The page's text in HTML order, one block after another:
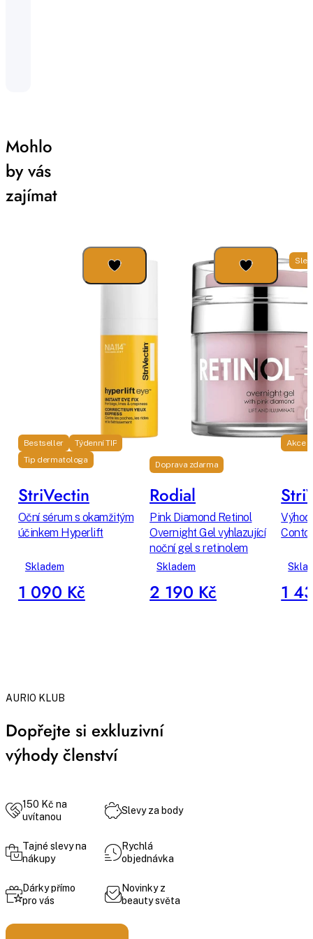
Mohlo
by vás
zajímat
Bestseller
Týdenní TIP
Tip dermatologa
StriVectin
Oční sérum s okamžitým
účinkem Hyperlift
Skladem
1 090 Kč
Doprava zdarma
Rodial
Pink Diamond Retinol
Overnight Gel vyhlazující
noční gel s retinolem
Skladem
2 190 Kč
Akce
1
AURIO KLUB
Dopřejte si exkluzivní
výhody členství
150 Kč na
uvítanou
Slevy za body
Tajné slevy na
nákupy
Rychlá
objednávka
Dárky přímo
pro vás
Novinky z
beauty světa